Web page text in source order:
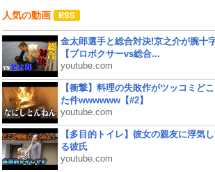
人気の動画
金太郎選手と総合対決!京之介が腕十
【プロボクサーvs総合...
youtube.com
【衝撃】料理の失敗作がツッコミど
た件wwwwww【#2】
youtube.com
【多目的トイレ】彼女の親友に浮気
る彼氏
youtube.com